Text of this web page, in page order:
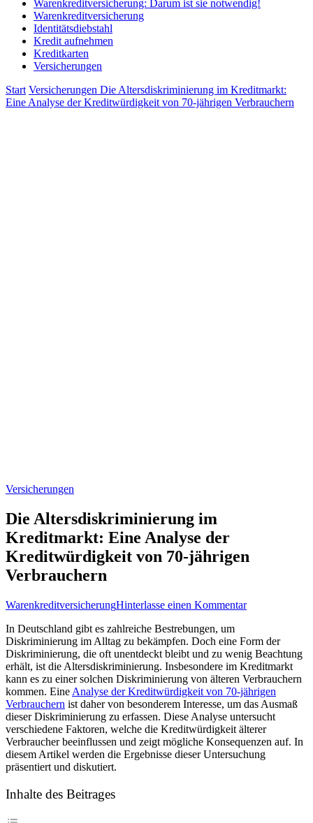
Warenkreditversicherung: Darum ist sie notwendig!
Warenkreditversicherung
Identitätsdiebstahl
Kredit aufnehmen
Kreditkarten
Versicherungen
Start Versicherungen Die Altersdiskriminierung im Kreditmarkt:
Eine Analyse der Kreditwürdigkeit von 70-jährigen Verbrauchern
Versicherungen
Die Altersdiskriminierung im
Kreditmarkt: Eine Analyse der
Kreditwürdigkeit von 70-jährigen
Verbrauchern
WarenkreditversicherungHinterlasse einen Kommentarzu
im
Kreditmarkt:
Eine
Analyse
der
von
70-
jährigen
Verbrauchern
In Deutschland gibt ‍es zahlreiche‌ Bestrebungen, um ​
Diskriminierung im⁤ Alltag ⁤zu bekämpfen. Doch‌ eine⁢ Form der
Diskriminierung, die‌ oft⁣ unentdeckt ‍bleibt ‍und zu ⁤wenig‌ Beachtung
erhält, ist die Altersdiskriminierung. Insbesondere im Kreditmarkt
kann es zu einer solchen Diskriminierung von älteren Verbrauchern
‍kommen. Eine Analyse der Kreditwürdigkeit von⁣ 70-jährigen‌
Verbrauchern ⁢ist daher von ⁣besonderem Interesse, um das ⁣Ausmaß
dieser Diskriminierung zu erfassen. Diese ⁣Analyse untersucht⁢
verschiedene Faktoren, welche die Kreditwürdigkeit älterer
Verbraucher⁣ beeinflussen und zeigt mögliche ‍Konsequenzen‍ auf. In
⁣diesem Artikel werden die Ergebnisse dieser Untersuchung ​
präsentiert und diskutiert.
Inhalte des Beitrages